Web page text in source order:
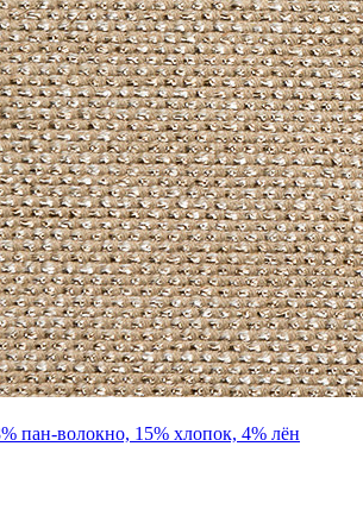
пан-волокно, 15% хлопок, 4% лён